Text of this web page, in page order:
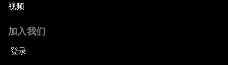
视频
加入我们
登录